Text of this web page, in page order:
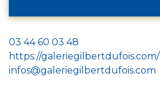
03 44 60 03 48
https://galeriegilbertdufois.com/
infos@galeriegilbertdufois.com